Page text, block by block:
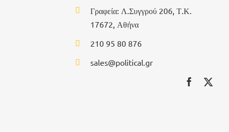
Γραφεία: Λ.Συγγρού 206, Τ.Κ.
17672, Αθήνα
210 95 80 876
sales@political.gr